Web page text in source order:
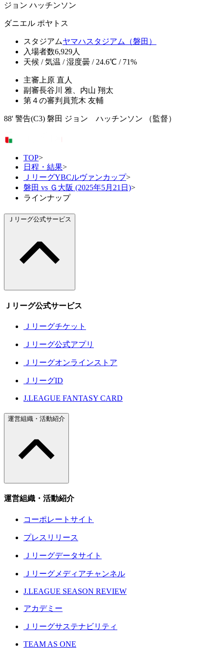
ジョン ハッチンソン
ダニエル ポヤトス
スタジアムヤマハスタジアム（磐田）
入場者数6,929人
天候 / 気温 / 湿度曇 / 24.6℃ / 71%
主審 上原 直人
副審長谷川 雅、内山 翔太
第４の審判員荒木 友輔
88' 警告(C3) 磐田 ジョン ハッチンソン （監督）
TOP>
日程・結果>
ＪリーグYBCルヴァンカップ>
磐田 vs Ｇ大阪 (2025年5月21日)>
ラインナップ
Ｊリーグ公式サービス
Ｊリーグ公式サービス
Ｊリーグチケット
Ｊリーグ公式アプリ
Ｊリーグオンラインストア
ＪリーグID
J.LEAGUE FANTASY CARD
運営組織・活動紹介
運営組織・活動紹介
コーポレートサイト
プレスリリース
Ｊリーグデータサイト
Ｊリーグメディアチャンネル
J.LEAGUE SEASON REVIEW
アカデミー
Ｊリーグサステナビリティ
TEAM AS ONE